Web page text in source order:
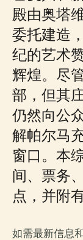
殿由奥塔
委托建造
纪的艺术
辉煌。尽
部，但其
仍然向公
解帕尔马
窗口。本
间、票务
点，并附
如需最新信息